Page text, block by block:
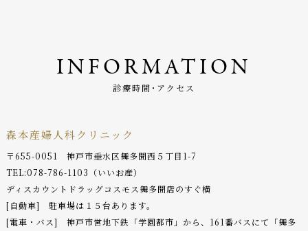
INFORMATION
診療時間･アクセス
森本産婦人科クリニック
〒655-0051 神戸市垂水区舞多聞西５丁目1-7
TEL:078-786-1103 （いいお産）
ディスカウントドラッグコスモス舞多聞店のすぐ横
[自動車] 駐車場は１５台あります。
[電車・バス] 神戸市営地下鉄「学園都市」から、161番バスにて「舞多